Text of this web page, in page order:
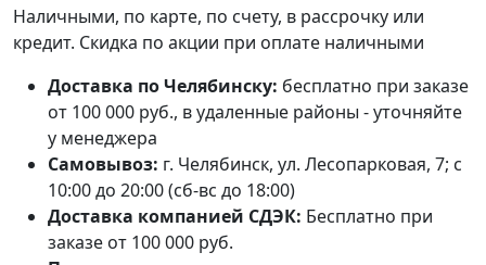
Наличными, по карте, по счету, в рассрочку или
кредит. Скидка по акции при оплате наличными
Доставка по Челябинску: бесплатно при заказе
от 100 000 руб., в удаленные районы - уточняйте
у менеджера
Самовывоз: г. Челябинск, ул. Лесопарковая, 7; с
10:00 до 20:00 (сб-вс до 18:00)
Доставка компанией СДЭК: Бесплатно при
заказе от 100 000 руб.